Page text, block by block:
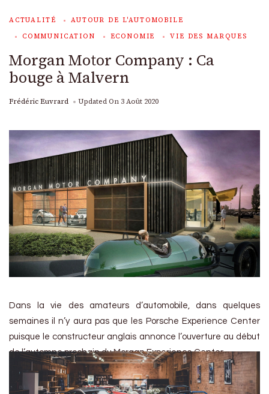
ACTUALITÉ
AUTOUR DE L'AUTOMOBILE
COMMUNICATION
ECONOMIE VIE DES MARQUES
Morgan Motor Company : Ca
bouge à Malvern
Frédéric Euvrard Updated On 3 Août 2020
Dans la vie des amateurs d’automobile, dans quelques
semaines il n’y aura pas que les Porsche Experience Center
puisque le constructeur anglais annonce l’ouverture au début
de l’automne prochain du Morgan Experience Center.